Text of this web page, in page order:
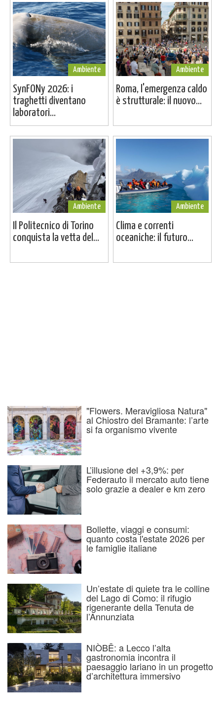
Ambiente
SynFONy 2026: i
traghetti diventano
laboratori...
Ambiente
Roma, l'emergenza caldo
è strutturale: il nuovo...
Ambiente
Il Politecnico di Torino
conquista la vetta del...
Ambiente
Clima e correnti
oceaniche: il futuro...
"Flowers. Meravigliosa Natura"
al Chiostro del Bramante: l’arte
si fa organismo vivente
L’illusione del +3,9%: per
Federauto il mercato auto tiene
solo grazie a dealer e km zero
Bollette, viaggi e consumi:
quanto costa l'estate 2026 per
le famiglie italiane
Un’estate di quiete tra le colline
del Lago di Como: il rifugio
rigenerante della Tenuta de
l’Annunziata
NIÒBĒ: a Lecco l’alta
gastronomia incontra il
paesaggio lariano in un progetto
d’architettura immersivo